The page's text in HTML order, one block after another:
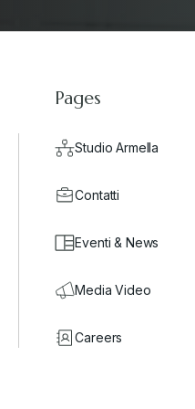
Pages
Studio Armella
Contatti
Eventi & News
Media Video
Careers